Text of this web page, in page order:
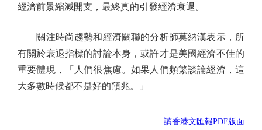
經濟前景縮減開支，最終真的引發經濟衰退。
關注時尚趨勢和經濟關聯的分析師莫納漢表示，所
有關於衰退指標的討論本身，或許才是美國經濟不佳的
重要體現，「人們很焦慮。如果人們頻繁談論經濟，這
大多數時候都不是好的預兆。」
讀香港文匯報PDF版面